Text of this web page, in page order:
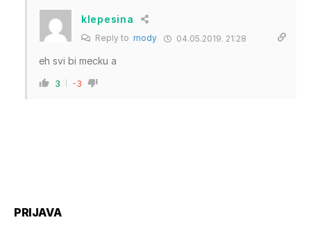
klepesina
Reply to mody 04.05.2019. 21:28
eh svi bi mecku a
3 -3
PRIJAVA